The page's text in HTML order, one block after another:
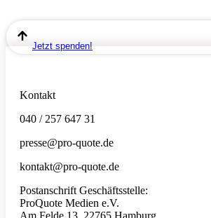
Jetzt spenden!
Kontakt
040 / 257 647 31
presse@pro-quote.de
kontakt@pro-quote.de
Postanschrift Geschäftsstelle:
ProQuote Medien e.V.
Am Felde 13, 22765 Hamburg